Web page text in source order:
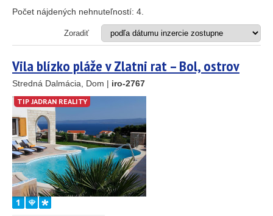
Dom
Dom s apartmánmi
Investičný projekt
Stavebný pozemok
OD MORA DO(m)
OBLASŤ(môžete vybrať viacej položiek)
Istria (3)
Kvarner (9)
Severná Dalmácia
Počet nájdených nehnuteľností: 4
Zoradiť
Vila blízko pláže v Zlatni rat – Bol, ostrov
Brač
Stredná Dalmácia, Dom | iro-2767
TIP JADRAN REALITY